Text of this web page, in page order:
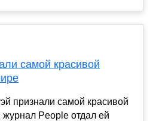
самой красивой
признали самой красивой
People отдал ей